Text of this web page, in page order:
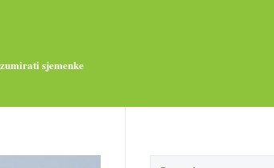
sjemenke